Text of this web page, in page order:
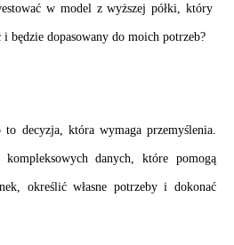
w model z wyższej półki, który
i będzie dopasowany do moich potrzeb?
decyzja, która wymaga przemyślenia.
danych, które pomogą
określić własne potrzeby i dokonać